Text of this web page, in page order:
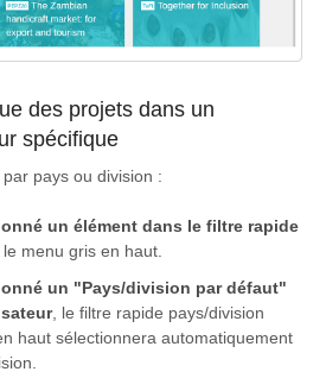
des projets dans un
spécifique
pays ou division :
un élément dans le filtre rapide
menu gris en haut.
un "Pays/division par défaut"
, le filtre rapide pays/division
haut sélectionnera automatiquement